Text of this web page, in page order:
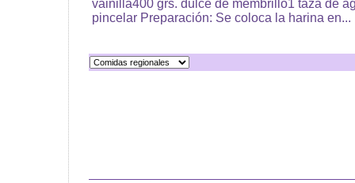
vainilla400 grs. dulce de membrillo1 taza de
pincelar Preparación: Se coloca la harina en...